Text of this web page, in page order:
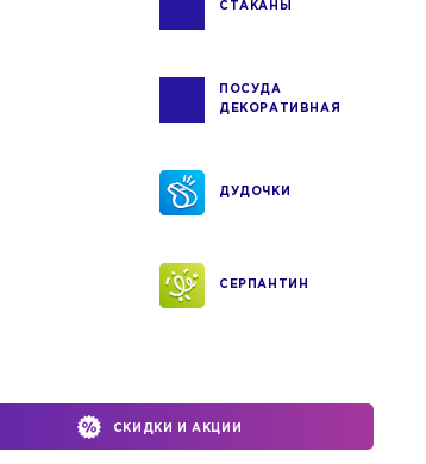
СТАКАНЫ
ПОСУДА
ДЕКОРАТИВНАЯ
ДУДОЧКИ
СЕРПАНТИН
СКИДКИ И АКЦИИ